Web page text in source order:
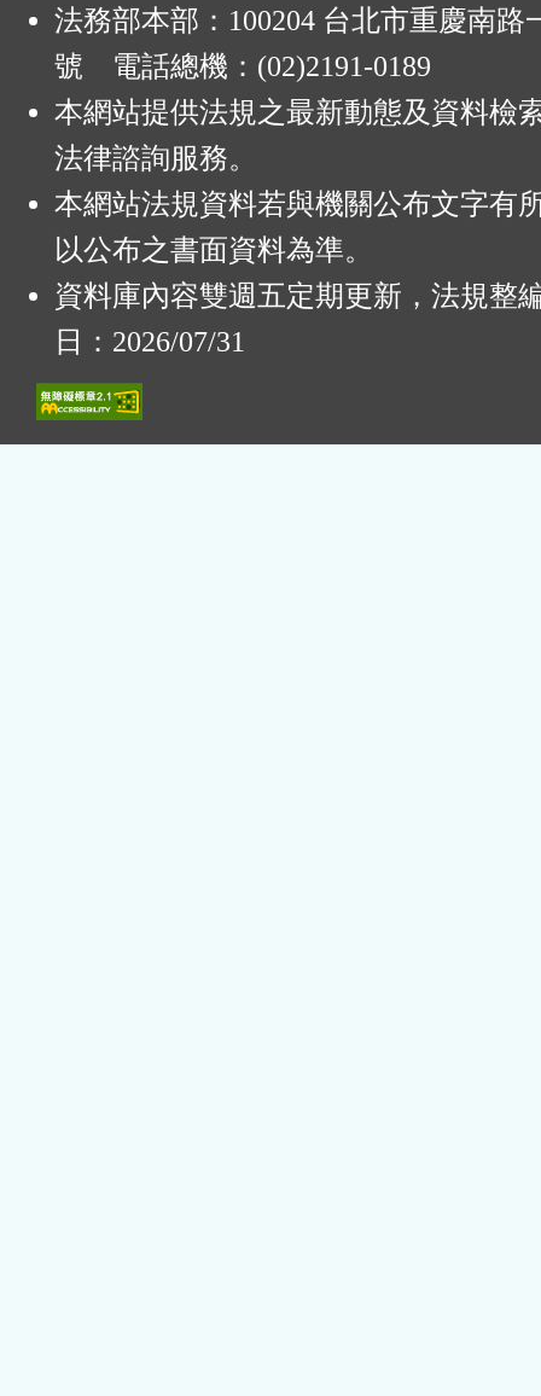
法務部本部：100204 台北市重慶南路
號 電話總機：(02)2191-0189
本網站提供法規之最新動態及資料檢
法律諮詢服務。
本網站法規資料若與機關公布文字有
以公布之書面資料為準。
資料庫內容雙週五定期更新，法規整
日：2026/07/31